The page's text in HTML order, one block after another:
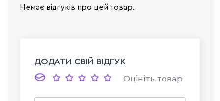
Немає відгуків про цей товар.
ДОДАТИ СВІЙ ВІДГУК
Оцініть товар